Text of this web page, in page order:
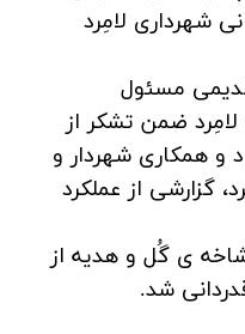
شهرداری لامِرد
مسئول
ضمن تشکر از
و همکاری شهردار و
گزارشی از عملکرد
شاخه ی گُل و هدیه از
شد.